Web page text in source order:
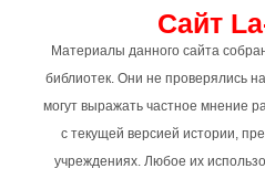
Сайт
Материалы данного сайта
библиотек. Они не проверялись
могут выражать частное мнение
с текущей версией истории,
учреждениях. Любое их